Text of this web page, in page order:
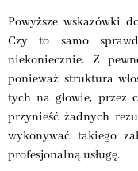
Powyższe wskazówki
Czy to samo
niekoniecznie. Z
ponieważ struktura
tych na głowie, przez
przynieść żadnych
wykonywać takiego
profesjonalną usługę.